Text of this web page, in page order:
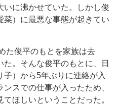
いに沸かせていた。しかし俊
）に最悪な事態が起きてい
た俊平のもとを家族は去
。そんな俊平のもとに、日
）から5年ぶりに連絡が入
スでの仕事が入ったため、
ほしいということだった。